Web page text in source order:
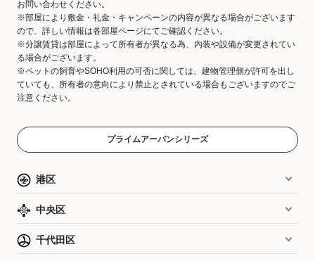
お問い合わせください。
※部屋により敷金・礼金・キャンペーンの内容が異なる場合がございます
ので、詳しい情報は各部屋ページにてご確認ください。
※分譲賃貸は部屋によって所有者が異なる為、内装や設備が変更されてい
る場合がございます。
※ペットの飼育やSOHO利用の可否に関しては、建物管理側が許可を出し
ていても、所有者の意向により禁止とされている場合もございますのでご
注意ください。
プライムアーバンシリーズ
港区
中央区
千代田区